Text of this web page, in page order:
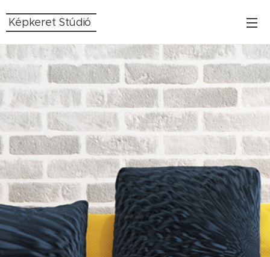
Képkeret Stúdió